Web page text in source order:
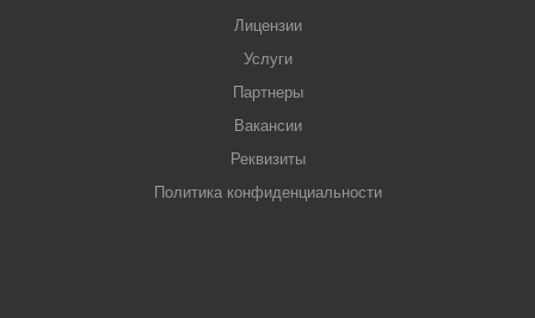
Лицензии
Услуги
Партнеры
Вакансии
Реквизиты
Политика конфиденциальности